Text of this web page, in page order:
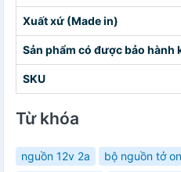
Xuất xứ (Made in)
Sản phẩm có được bảo hành
SKU
Từ khóa
nguồn 12v 2a bộ nguồn tở